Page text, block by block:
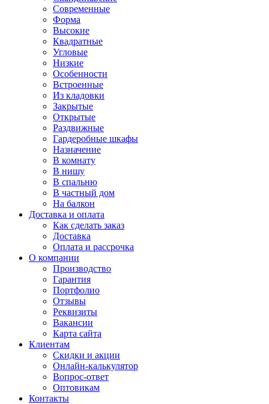
Современные
Форма
Высокие
Квадратные
Угловые
Низкие
Особенности
Встроенные
Из кладовки
Закрытые
Открытые
Раздвижные
Гардеробные шкафы
Назначение
В комнату
В нишу
В спальню
В частный дом
На балкон
Доставка и оплата
Как сделать заказ
Доставка
Оплата и рассрочка
О компании
Производство
Гарантия
Портфолио
Отзывы
Реквизиты
Вакансии
Карта сайта
Клиентам
Скидки и акции
Онлайн-калькулятор
Вопрос-ответ
Оптовикам
Контакты